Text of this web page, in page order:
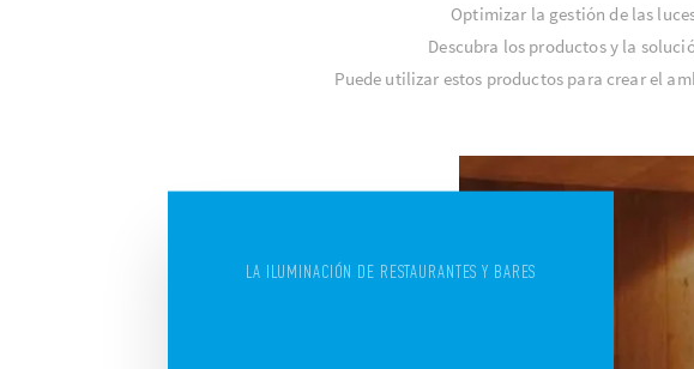
Optimizar la gestión de las
Descubra los productos y la
Puede utilizar estos productos para crear el
LA ILUMINACIÓN DE RESTAURANTES Y BARES